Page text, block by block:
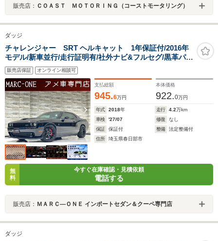
販売店： ＣＯＡＳＴ ＭＯＴＯＲＩＮＧ（コーストモータリング）
ダッジ
チャレンジャー SRT ヘルキャット 1年保証付/2016年
モデル/新車並行/走行証明有/社外ナビ&フルセグ/黒革パワ
ーシート/エアシート&ヒーター/ステアリングヒーター/バ
ックカメラ/Bluetooth/純正20inchAW
販売店保証 オンライン相談可
支払総額
945.6万円
本体価格
922.0万円
年式 2018年 走行 4.2万km
車検
'27/07 修復
なし
保証
保証付 整備
法定整備付
住所
埼玉県春日部市
無
料
今すぐ在庫確認・見積依頼
電話する
販売店： ＭＡＲＣ―ＯＮＥ インポートセダン＆クーペ専門店
ダッジ